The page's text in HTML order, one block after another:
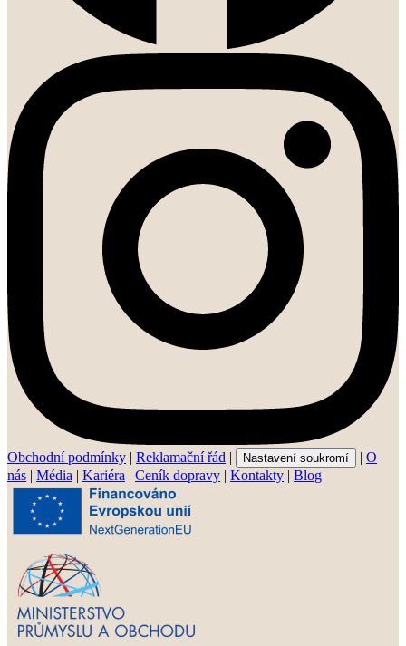
Obchodní podmínky | Reklamační řád | Nastavení soukromí | O
nás | Média | Kariéra | Ceník dopravy | Kontakty | Blog